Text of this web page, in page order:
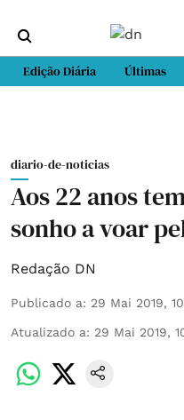
Edição Diária Últimas
diario-de-noticias
Aos 22 anos
sonho a voar
Redação DN
Publicado a: 29 Mai 2019,
Atualizado a: 29 Mai 2019,